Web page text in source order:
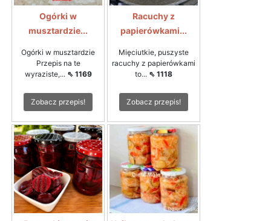
Ogórki w
musztardzie...
Ogórki w musztardzie
Przepis na te
wyraziste,... ⇖ 1169
Zobacz przepis!
Racuchy z
papierówkami...
Mięciutkie, puszyste
racuchy z papierówkami
to... ⇖ 1118
Zobacz przepis!